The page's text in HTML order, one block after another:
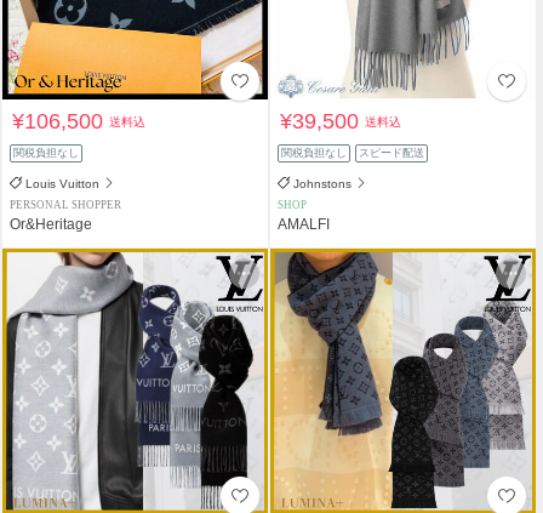
¥106,500送料込
関税負担なし
Louis Vuitton
PERSONAL SHOPPER
Or&Heritage
¥39,500送料込
関税負担なし スピード配送
Johnstons
SHOP
AMALFI